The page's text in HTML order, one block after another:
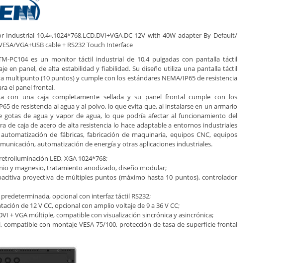
Industrial 10.4»,1024*768,LCD,DVI+VGA,DC 12V with 40W adapter By Default/
VGA+USB cable + RS232 Touch Interface
PC104 es un monitor táctil industrial de 10,4 pulgadas con pantalla táctil
en panel, de alta estabilidad y fiabilidad. Su diseño utiliza una pantalla táctil
multipunto (10 puntos) y cumple con los estándares NEMA/IP65 de resistencia
el panel frontal.
con una caja completamente sellada y su panel frontal cumple con los
de resistencia al agua y al polvo, lo que evita que, al instalarse en un armario
gotas de agua y vapor de agua, lo que podría afectar al funcionamiento del
de caja de acero de alta resistencia lo hace adaptable a entornos industriales
de fábricas, fabricación de maquinaria, equipos CNC, equipos
automatización de energía y otras aplicaciones industriales.
LED, XGA 1024*768;
y magnesio, tratamiento anodizado, diseño modular;
proyectiva de múltiples puntos (máximo hasta 10 puntos), controlador
opcional con interfaz táctil RS232;
de 12 V CC, opcional con amplio voltaje de 9 a 36 V CC;
+ VGA múltiple, compatible con visualización sincrónica y asincrónica;
compatible con montaje VESA 75/100, protección de tasa de superficie frontal